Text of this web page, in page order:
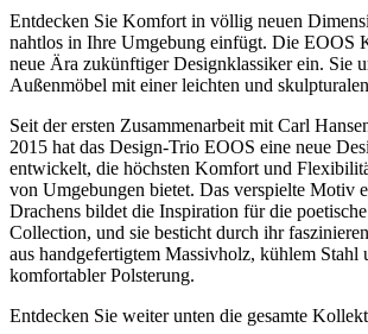
Entdecken Sie Komfort in völlig neuen
nahtlos in Ihre Umgebung einfügt. Die EOOS
neue Ära zukünftiger Designklassiker ein. Sie
Außenmöbel mit einer leichten und
Seit der ersten Zusammenarbeit mit Carl
2015 hat das Design-Trio EOOS eine neue
entwickelt, die höchsten Komfort und
von Umgebungen bietet. Das verspielte Motiv
Drachens bildet die Inspiration für die
Collection, und sie besticht durch ihr
aus handgefertigtem Massivholz, kühlem Stahl
komfortabler Polsterung.
Entdecken Sie weiter unten die gesamte